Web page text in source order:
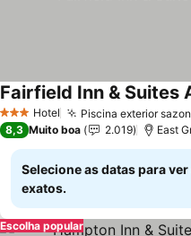
3 EstrelasHotel Piscina exterior
Fairfield Inn & Suites
8,3 Muito boa 2.019 East
Selecione as datas para
exatos.
Escolha popular